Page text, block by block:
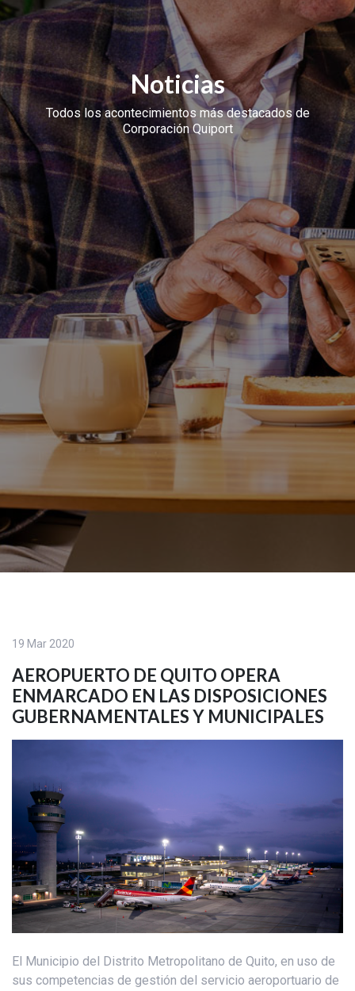
Noticias
Todos los acontecimientos más destacados de
Corporación Quiport
19 Mar 2020
AEROPUERTO DE QUITO OPERA
ENMARCADO EN LAS DISPOSICIONES
GUBERNAMENTALES Y MUNICIPALES
El Municipio del Distrito Metropolitano de Quito, en uso de
sus competencias de gestión del servicio aeroportuario de